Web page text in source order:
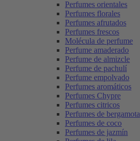
Perfumes orientales
Perfumes florales
Perfumes afrutados
Perfumes frescos
Molécula de perfume
Perfume amaderado
Perfume de almizcle
Perfume de pachulí
Perfume empolvado
Perfumes aromáticos
Perfumes Chypre
Perfumes citricos
Perfumes de bergamota
Perfumes de coco
Perfumes de jazmín